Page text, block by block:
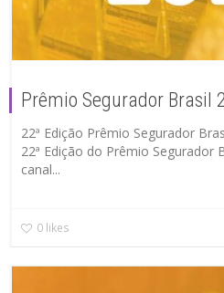
Prêmio Segurador Brasil
22ª Edição Prêmio Segurador
22ª Edição do Prêmio Segurador
canal...
0 likes